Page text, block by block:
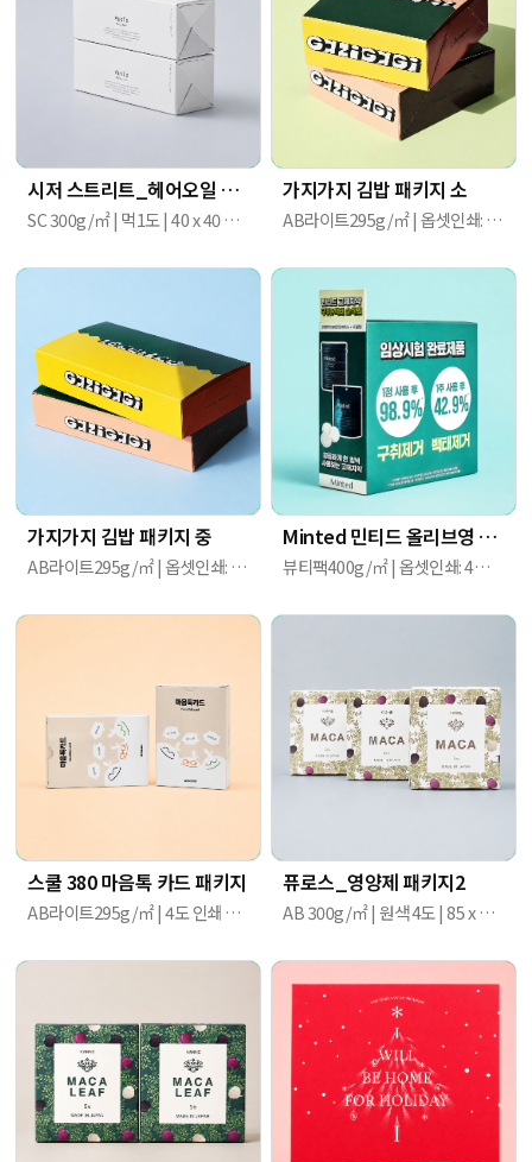
시저 스트리트_헤어오일 패키지
SC 300g/㎡ | 먹1도 | 40 x 40 x 110
가지가지 김밥 패키지 소
AB라이트295g/㎡ | 옵셋인쇄: 전면 4도 | 120mm X 120mm X 45mm
가지가지 김밥 패키지 중
AB라이트295g/㎡ | 옵셋인쇄: 전면 4도 | 240mm X 120mm X 45mm
Minted 민티드 올리브영 더블기획 패키지
뷰티팩400g/㎡ | 옵셋인쇄: 4도+별색2도 / 무광라미네이팅, 부분UV코팅 | 155mm X 60mm X 150mm
스쿨 380 마음톡 카드 패키지
AB라이트295g/㎡ | 4도 인쇄 / 무광라미네이팅 | 70mm X 20mm X 100mm
퓨로스_영양제 패키지2
AB 300g/㎡ | 원색 4도 | 85 x 30 x 95